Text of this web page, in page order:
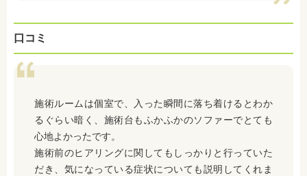
口コミ
施術ルームは個室で、入った瞬間に落ち着けるとわか
るぐらい暗く、施術台もふかふかのソファーでとても
心地よかったです。
施術前のヒアリングに関してもしっかりと行っていた
だき、気になっている症状についても説明してくれま